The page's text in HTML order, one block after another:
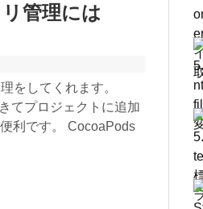
管理には
をしてくれます。
てプロジェクトに追加
利です。 CocoaPods